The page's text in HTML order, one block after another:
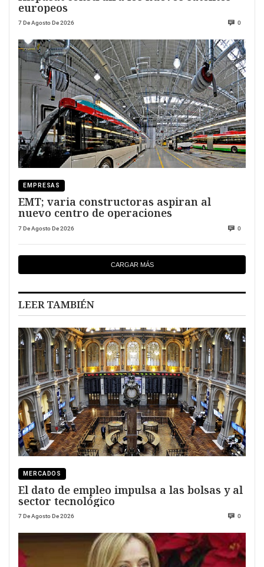
europeos
7 De Agosto De 2026 0
EMPRESAS
EMT; varia constructoras aspiran al
nuevo centro de operaciones
7 De Agosto De 2026 0
CARGAR MÁS
LEER TAMBIÉN
MERCADOS
El dato de empleo impulsa a las bolsas y al
sector tecnológico
7 De Agosto De 2026 0